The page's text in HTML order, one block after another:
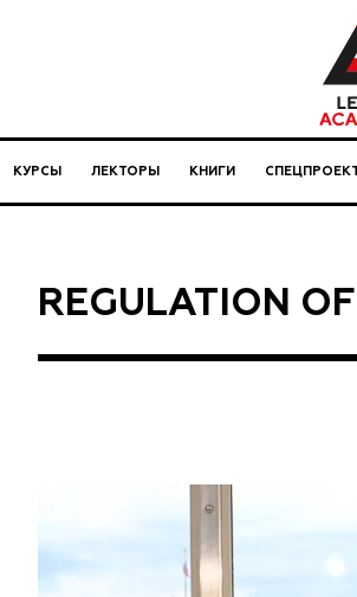
КУРСЫ ЛЕКТОРЫ КНИГИ
REGULATION